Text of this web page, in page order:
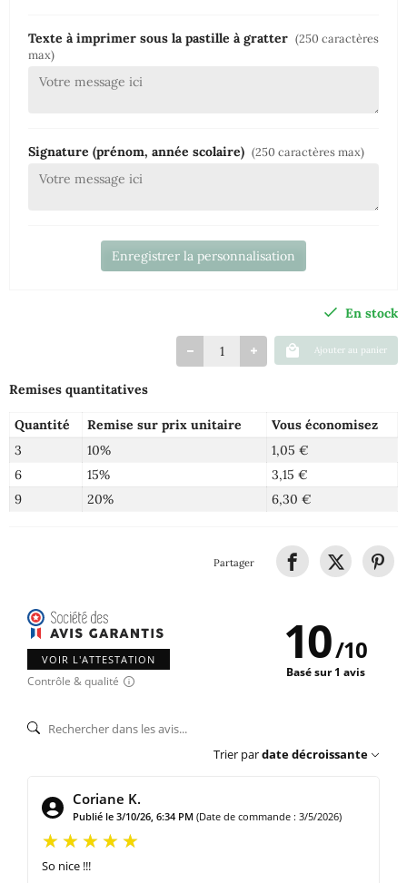
Texte à imprimer sous la pastille à gratter (250 caractères
max)
Signature (prénom, année scolaire) (250 caractères max)
Enregistrer la personnalisation
En stock
Ajouter au panier
Remises quantitatives
Quantité Remise sur prix unitaire
Vous économisez
3
10%
1,05 €
6
15%
3,15 €
9
20% 6,30 €
Partager
VOIR L'ATTESTATION
Contrôle & qualité
10/10
Basé sur 1 avis
Trier pardate décroissante
Coriane K.
Publié le 3/10/26, 6:34 PM (Date de commande : 3/5/2026)
So nice !!!